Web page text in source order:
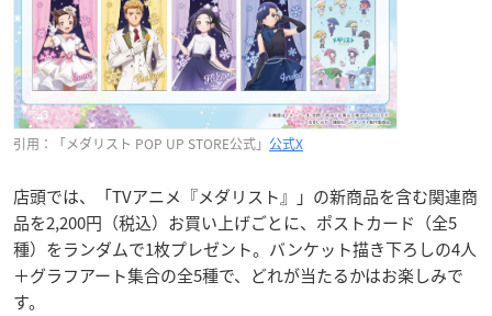
引用：「メダリスト POP UP STORE公式」 公式X
店頭では、「TVアニメ『メダリスト』」の新商品を含む関連商
品を2,200円（税込）お買い上げごとに、ポストカード（全5
種）をランダムで1枚プレゼント。バンケット描き下ろしの4人
＋グラフアート集合の全5種で、どれが当たるかはお楽しみで
す。